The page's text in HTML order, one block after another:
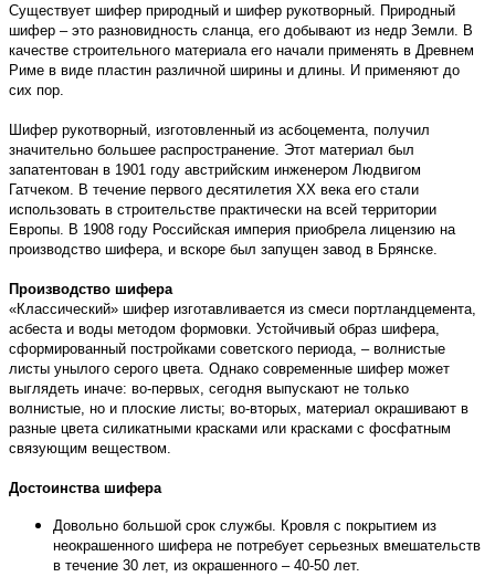
Существует шифер природный и шифер рукотворный. Природный
шифер – это разновидность сланца, его добывают из недр Земли. В
качестве строительного материала его начали применять в Древнем
Риме в виде пластин различной ширины и длины. И применяют до
сих пор.
Шифер рукотворный, изготовленный из асбоцемента, получил
значительно большее распространение. Этот материал был
запатентован в 1901 году австрийским инженером Людвигом
Гатчеком. В течение первого десятилетия XX века его стали
использовать в строительстве практически на всей территории
Европы. В 1908 году Российская империя приобрела лицензию на
производство шифера, и вскоре был запущен завод в Брянске.
Производство шифера
«Классический» шифер изготавливается из смеси портландцемента,
асбеста и воды методом формовки. Устойчивый образ шифера,
сформированный постройками советского периода, – волнистые
листы унылого серого цвета. Однако современные шифер может
выглядеть иначе: во-первых, сегодня выпускают не только
волнистые, но и плоские листы; во-вторых, материал окрашивают в
разные цвета силикатными красками или красками с фосфатным
связующим веществом.
Достоинства шифера
Довольно большой срок службы. Кровля с покрытием из
неокрашенного шифера не потребует серьезных вмешательств
в течение 30 лет, из окрашенного – 40-50 лет.